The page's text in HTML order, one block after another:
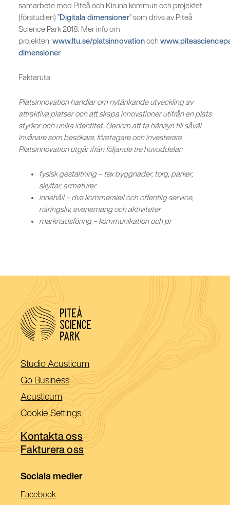
samarbete med Piteå och Kiruna kommun och projektet
(förstudien) ”Digitala dimensioner” som drivs av Piteå
Science Park 2018. Mer info om
projekten: www.ltu.se/platsinnovation och
dimensioner
Faktaruta
Platsinnovation handlar om nytänkande utveckling av
attraktiva platser och att skapa innovationer utifrån en plats
styrkor och unika identitet. Genom att ta hänsyn till såväl
invånare som besökare, företagare och investerare.
Platsinnovation utgår ifrån följande tre huvuddelar:
fysisk gestaltning – tex byggnader, torg, parker,
skyltar, armaturer
innehåll – dvs kommersiell och offentlig service,
näringsliv, evenemang och aktiviteter
marknadsföring – kommunikation och pr
Studio Acusticum (Öppnas
i
ett
nytt
fönster)
Go Business(Öppnas
i
ett
nytt
fönster)
Acusticum(Öppnas
i
ett
nytt
fönster)
Cookie Settings
Kontakta oss
Fakturera oss
Sociala medier
Facebook(Öppnas